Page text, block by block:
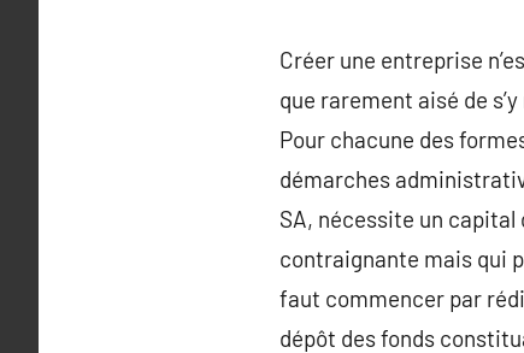
Créer une entreprise
que rarement aisé de
Pour chacune des
démarches
SA, nécessite un
contraignante mais qui
faut commencer par
dépôt des fonds